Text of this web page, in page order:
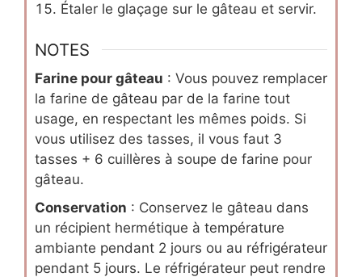
Étaler le glaçage sur le gâteau et servir.
NOTES
Farine pour gâteau : Vous pouvez remplacer
la farine de gâteau par de la farine tout
usage, en respectant les mêmes poids. Si
vous utilisez des tasses, il vous faut 3
tasses + 6 cuillères à soupe de farine pour
gâteau.
Conservation : Conservez le gâteau dans
un récipient hermétique à température
ambiante pendant 2 jours ou au réfrigérateur
pendant 5 jours. Le réfrigérateur peut rendre